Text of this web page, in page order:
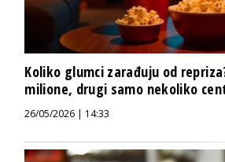
Koliko glumci zarađuju od
milione, drugi samo nekoliko
26/05/2026 | 14:33